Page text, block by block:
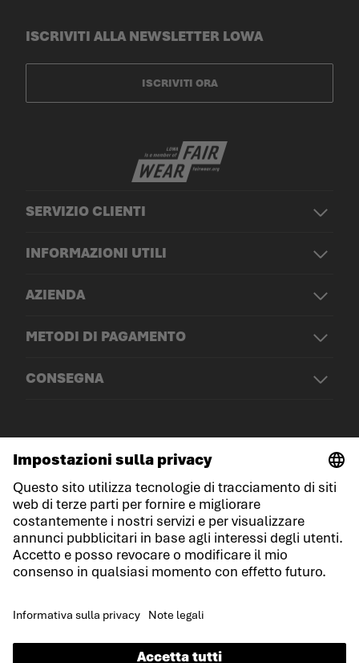
SERVIZIO CLIENTI
INFORMAZIONI UTILI
AZIENDA
METODI DI PAGAMENTO
CONSEGNA
ISCRIVITI ALLA NEWSLETTER LOWA
ISCRIVITI ORA
© LOWA Sportschuhe GmbH
Note legali
Protezione dei dati
Cookies
Condizioni di gara
Dichiarazione sull'accessibilità